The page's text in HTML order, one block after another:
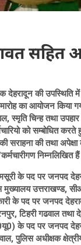
सहित
देहरादून की
का आयोजन किया
स्मृति चिन्ह तथा
को सम्बोधित
सराहना की तथा
निम्नलिखित
के पद पर जनपद
मुख्यालय उत्तराखण्ड,
के पद पर जनपद
टिहरी गढवाल तथा
के पद पर जनपद
पुलिस अधीक्षक